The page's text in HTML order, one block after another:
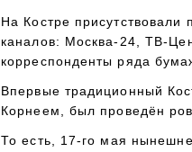
На Костре присутствовали
каналов: Москва-24, ТВ-
корреспонденты ряда
Впервые традиционный
Корнеем, был проведён
То есть, 17-го мая